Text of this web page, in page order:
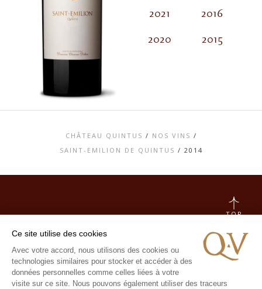
2021
2020
2016
2015
CHÂTEAU QUINTUS / NOS VINS /
SAINT-EMILION DE QUINTUS / 2014
CHARTE DONNÉES PERSONNELLES &
COOKIES
MÉDIATHÈQUE
VISITE
TOP
Ce site utilise des cookies
Avec votre accord, nous utilisons des cookies ou
technologies similaires pour stocker et accéder à des
données personnelles comme celles liées à votre
visite sur ce site. Nous pouvons également utiliser des traceurs